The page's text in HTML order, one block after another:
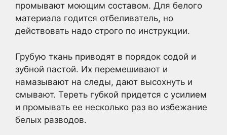
промывают моющим составом. Для белого
материала годится отбеливатель, но
действовать надо строго по инструкции.
Грубую ткань приводят в порядок содой и
зубной пастой. Их перемешивают и
намазывают на следы, дают высохнуть и
смывают. Тереть губкой придется с усилием
и промывать ее несколько раз во избежание
белых разводов.